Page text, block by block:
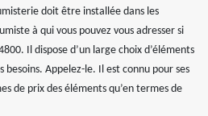
doit être installée dans les
à qui vous pouvez vous adresser si
Il dispose d’un large choix d’éléments
Appelez-le. Il est connu pour ses
de prix des éléments qu’en termes de